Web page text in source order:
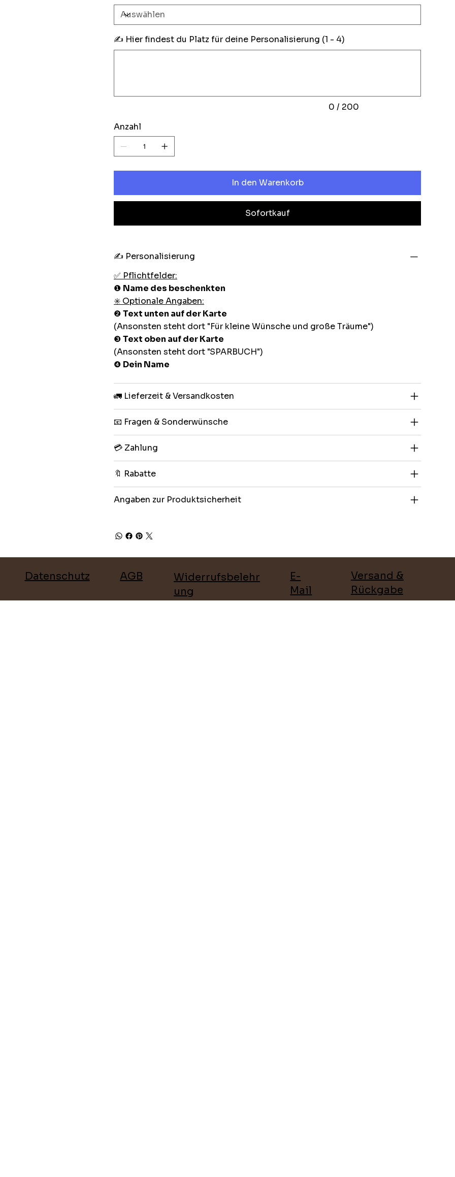
✍️ Hier findest du Platz für deine Personalisierung (1 - 4)
0 / 200
Anzahl
In den Warenkorb
Sofortkauf
✍️ Personalisierung
✅ Pflichtfelder:
❶ Name des beschenkten
✳️ Optionale Angaben:
❷Text unten auf der Karte
(Ansonsten steht dort "Für kleine Wünsche und große Träume")
❸Text oben auf der Karte
(Ansonsten steht dort "SPARBUCH")
❹ Dein Name
🚛 Lieferzeit & Versandkosten
📧 Fragen & Sonderwünsche
💳 Zahlung
🔖 Rabatte
Angaben zur Produktsicherheit
Datenschutz AGB
Widerrufsbelehr
ung
E-
Mail
Versand &
Rückgabe